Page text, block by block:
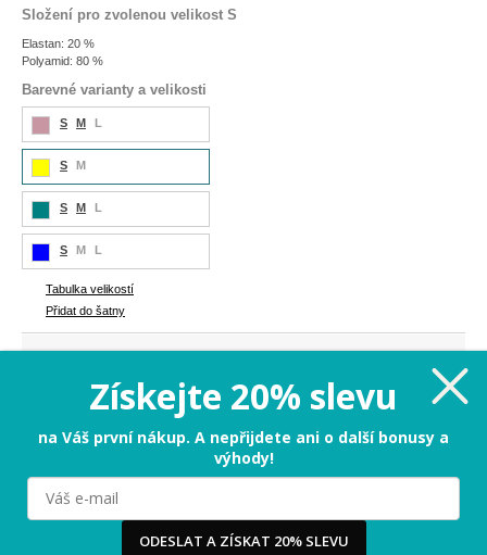
Složení pro zvolenou velikost S
Elastan: 20 %
Polyamid: 80 %
Barevné varianty a velikosti
S M L
S M
S M L
S M L
Tabulka velikostí
Přidat do šatny
589 Kč
PŘIDAT DO KOŠÍKU
Tabulka velikostí
Milujeme cookies!
Používáme cookies, abychom vám nabídli ten nejlepší
Získejte 20% slevu
na Váš první nákup. A nepřijdete ani o další bonusy a
výhody!
ODESLAT A ZÍSKAT 20% SLEVU